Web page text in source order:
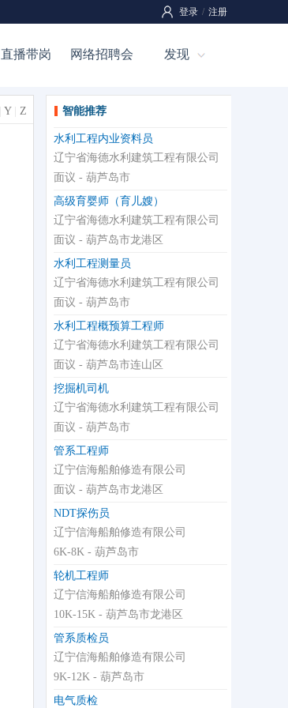
登录 / 注册
直播带岗 网络招聘会 发现
Y| Z 智能推荐
水利工程内业资料员
辽宁省海德水利建筑工程有限公司
面议 - 葫芦岛市
高级育婴师（育儿嫂）
辽宁省海德水利建筑工程有限公司
面议 - 葫芦岛市龙港区
水利工程测量员
辽宁省海德水利建筑工程有限公司
面议 - 葫芦岛市
水利工程概预算工程师
辽宁省海德水利建筑工程有限公司
面议 - 葫芦岛市连山区
挖掘机司机
辽宁省海德水利建筑工程有限公司
面议 - 葫芦岛市
管系工程师
辽宁信海船舶修造有限公司
面议 - 葫芦岛市龙港区
NDT探伤员
辽宁信海船舶修造有限公司
6K-8K - 葫芦岛市
轮机工程师
辽宁信海船舶修造有限公司
10K-15K - 葫芦岛市龙港区
管系质检员
辽宁信海船舶修造有限公司
9K-12K - 葫芦岛市
电气质检